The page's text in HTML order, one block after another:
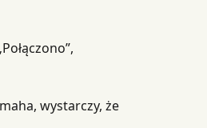
wystarczy, że